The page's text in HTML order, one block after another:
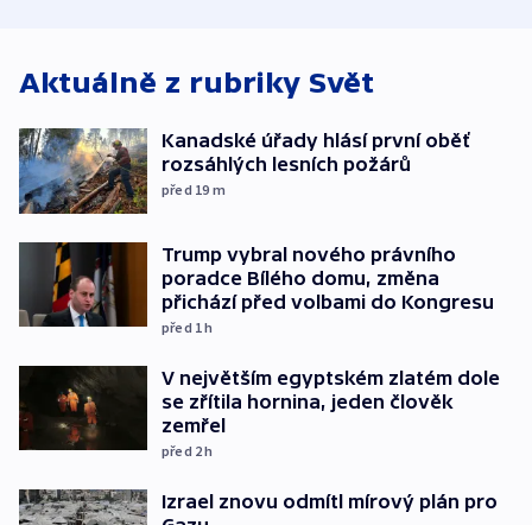
Aktuálně z rubriky Svět
Kanadské úřady hlásí první oběť
rozsáhlých lesních požárů
před 19 m
Trump vybral nového právního
poradce Bílého domu, změna
přichází před volbami do Kongresu
před 1h
V největším egyptském zlatém dole
se zřítila hornina, jeden člověk
zemřel
před 2h
Izrael znovu odmítl mírový plán pro